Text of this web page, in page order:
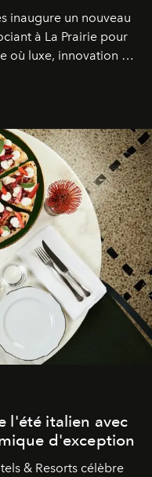
inaugure un nouveau
à La Prairie pour
où luxe, innovation et
l'été italien avec
d'exception
& Resorts célèbre